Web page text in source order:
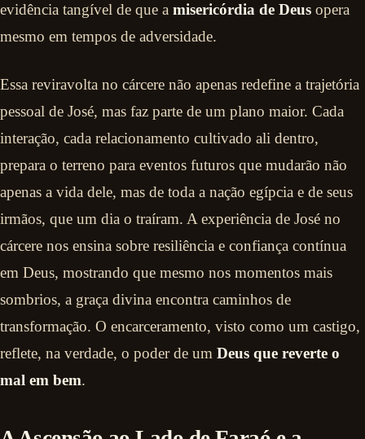
evidência tangível de que a misericórdia de Deus opera
mesmo em tempos de adversidade.
Essa reviravolta no cárcere não apenas redefine a trajetória
pessoal de José, mas faz parte de um plano maior. Cada
interação, cada relacionamento cultivado ali dentro,
prepara o terreno para eventos futuros que mudarão não
apenas a vida dele, mas de toda a nação egípcia e de seus
irmãos, que um dia o traíram. A experiência de José no
cárcere nos ensina sobre resiliência e confiança contínua
em Deus, mostrando que mesmo nos momentos mais
sombrios, a graça divina encontra caminhos de
transformação. O encarceramento, visto como um castigo,
reflete, na verdade, o poder de um Deus que reverte o
mal em bem.